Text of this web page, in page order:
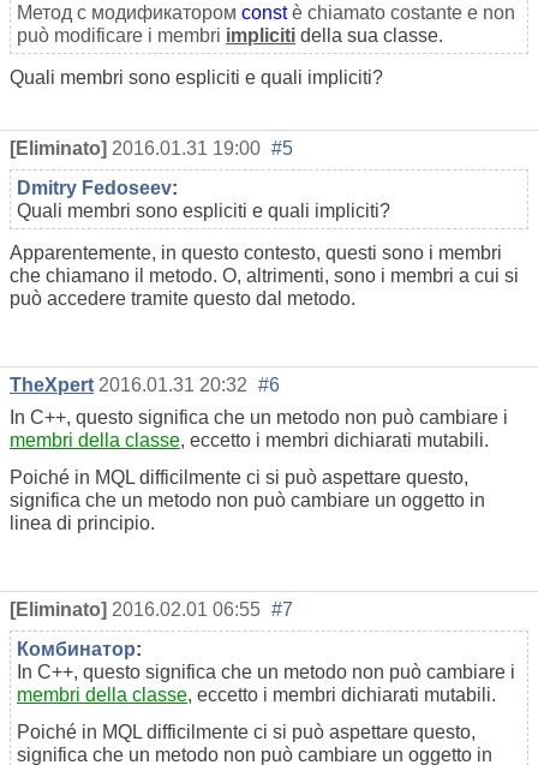
Метод с модификатором constè chiamato costante e non
può modificare i membri impliciti della sua classe.
Quali membri sono espliciti e quali impliciti?
[Eliminato] 2016.01.31 19:00 #5
Dmitry Fedoseev:
Quali membri sono espliciti e quali impliciti?
Apparentemente, in questo contesto, questi sono i membri
che chiamano il metodo. O, altrimenti, sono i membri a cui si
può accedere tramite questo dal metodo.
TheXpert 2016.01.31 20:32 #6
In C++, questo significa che un metodo non può cambiare i
membri della classe, eccetto i membri dichiarati mutabili.
Poiché in MQL difficilmente ci si può aspettare questo,
significa che un metodo non può cambiare un oggetto in
linea di principio.
[Eliminato] 2016.02.01 06:55 #7
Комбинатор:
In C++, questo significa che un metodo non può cambiare i
membri della classe, eccetto i membri dichiarati mutabili.
Poiché in MQL difficilmente ci si può aspettare questo,
significa che un metodo non può cambiare un oggetto in